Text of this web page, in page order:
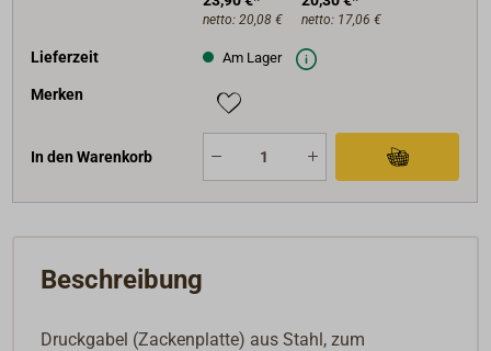
netto: 20,08 € netto: 17,06 €
Lieferzeit Am Lager
Merken
In den Warenkorb
Beschreibung
Druckgabel (Zackenplatte) aus Stahl, zum